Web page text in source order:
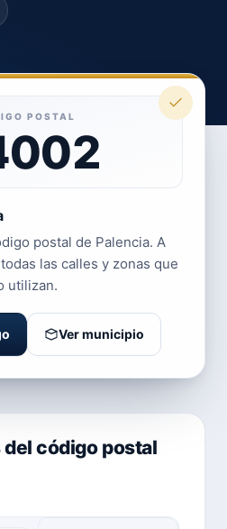
POSTAL
postal de Palencia. A
las calles y zonas que
utilizan.
Ver municipio
del código postal